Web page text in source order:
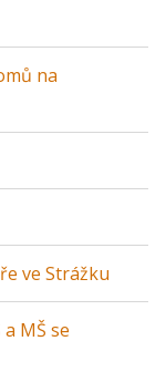
na
ve Strážku
MŠ se